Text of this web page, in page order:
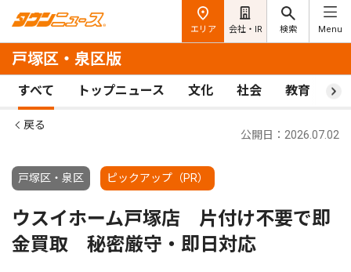
エリア 会社・IR 検索 Menu
戸塚区・泉区版
すべて トップニュース 文化 社会 教育 ス
戻る
戸塚区・泉区 ピックアップ（PR）
公開日：2026.07.02
ウスイホーム戸塚店 片付け不要で即
金買取 秘密厳守・即日対応